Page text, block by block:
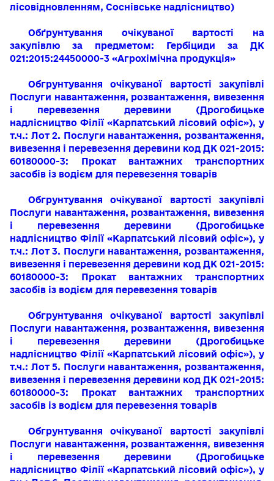
лісовідновленням, Соснівське надлісництво)
Обґрунтування очікуваної вартості на
закупівлю за предметом: Гербіциди за ДК
021:2015:24450000-3 «Агрохімічна продукція»
Обгрунтування очікуваної вартості закупівлі
Послуги навантаження, розвантаження, вивезення
і перевезення деревини (Дрогобицьке
надлісництво Філії «Карпатський лісовий офіс»), у
т.ч.: Лот 2. Послуги навантаження, розвантаження,
вивезення і перевезення деревини код ДК 021-2015:
60180000-3: Прокат вантажних транспортних
засобів із водієм для перевезення товарів
Обгрунтування очікуваної вартості закупівлі
Послуги навантаження, розвантаження, вивезення
і перевезення деревини (Дрогобицьке
надлісництво Філії «Карпатський лісовий офіс»), у
т.ч.: Лот 3. Послуги навантаження, розвантаження,
вивезення і перевезення деревини код ДК 021-2015:
60180000-3: Прокат вантажних транспортних
засобів із водієм для перевезення товарів
Обгрунтування очікуваної вартості закупівлі
Послуги навантаження, розвантаження, вивезення
і перевезення деревини (Дрогобицьке
надлісництво Філії «Карпатський лісовий офіс»), у
т.ч.: Лот 5. Послуги навантаження, розвантаження,
вивезення і перевезення деревини код ДК 021-2015:
60180000-3: Прокат вантажних транспортних
засобів із водієм для перевезення товарів
Обгрунтування очікуваної вартості закупівлі
Послуги навантаження, розвантаження, вивезення
і перевезення деревини (Дрогобицьке
надлісництво Філії «Карпатський лісовий офіс»), у